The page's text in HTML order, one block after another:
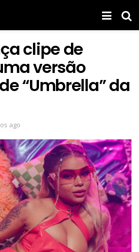
clipe de
versão
“Umbrella” da
ago